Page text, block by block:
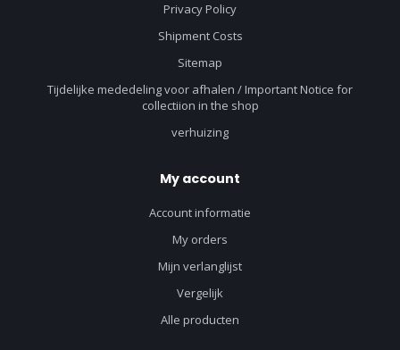
Privacy Policy
Shipment Costs
Sitemap
Tijdelijke mededeling voor afhalen / Important Notice for
collectiion in the shop
verhuizing
My account
Account informatie
My orders
Mijn verlanglijst
Vergelijk
Alle producten